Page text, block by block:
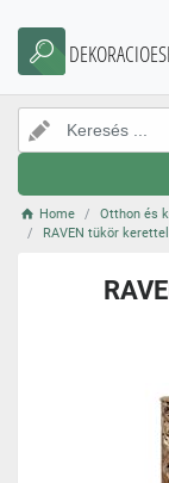
Home Otthon és
RAVEN tükör